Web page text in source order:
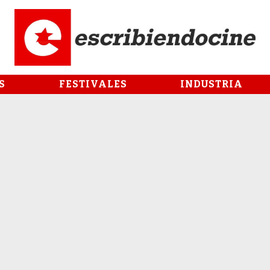
FESTIVALES INDUSTRIA